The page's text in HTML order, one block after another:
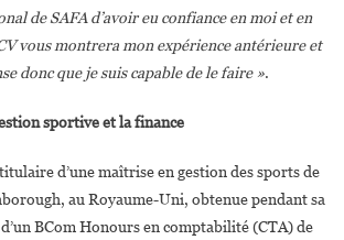
de SAFA d’avoir eu confiance en moi et en
vous montrera mon expérience antérieure et
donc que je suis capable de le faire ».
sportive et la finance
d’une maîtrise en gestion des sports de
au Royaume-Uni, obtenue pendant sa
BCom Honours en comptabilité (CTA) de